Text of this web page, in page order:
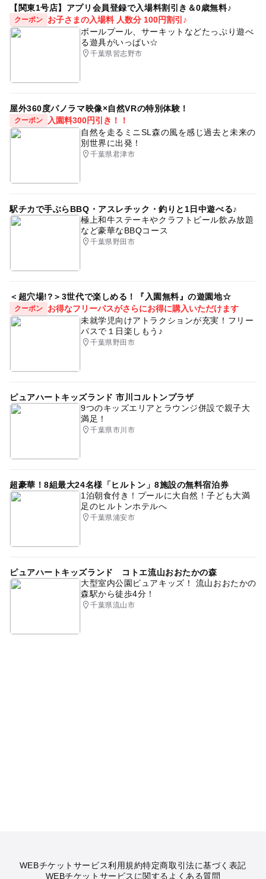
【関東1号店】アプリ会員登録で入場料割引き＆0歳無料♪
クーポン
お子さまの入場料 人数分 100円割引♪
ボールプール、サーキットなどたっぷり遊べ
る遊具がいっぱい☆
千葉県習志野市
屋外360度パノラマ映像×自然VRの特別体験！
クーポン
入園料300円引き！！
自然を走るミニSL森の風を感じ過去と未来の
別世界に出発！
千葉県君津市
駅チカで手ぶらBBQ・アスレチック・釣りと1日中遊べる♪
極上和牛ステーキやクラフトビール飲み放題
など豪華なBBQコース
千葉県野田市
＜超穴場!?＞3世代で楽しめる！『入園無料』の遊園地☆
クーポン
お得なフリーパスがさらにお得に購入いただけます
未就学児向けアトラクションが充実！フリー
パスで１日楽しもう♪
千葉県野田市
ピュアハートキッズランド 市川コルトンプラザ
9つのキッズエリアとラウンジ併設で親子大
満足！
千葉県市川市
超豪華！8組最大24名様「ヒルトン」8施設の無料宿泊券
1泊朝食付き！プールに大自然！子ども大満
足のヒルトンホテルへ
千葉県浦安市
ピュアハートキッズランド コトエ流山おおたかの森
大型室内公園ピュアキッズ！ 流山おおたかの
森駅から徒歩4分！
千葉県流山市
WEBチケットサービス利用規約特定商取引法に基づく表記
WEBチケットサービスに関するよくある質問